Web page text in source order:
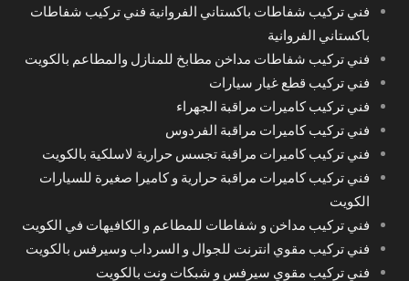
فني تركيب شفاطات باكستاني الفروانية فني تركيب شفاطات
باكستاني الفروانية
فني تركيب شفاطات مداخن مطابخ للمنازل والمطاعم بالكويت
فني تركيب قطع غيار سيارات
فني تركيب كاميرات مراقبة الجهراء
فني تركيب كاميرات مراقبة الفردوس
فني تركيب كاميرات مراقبة تجسس حرارية لاسلكية بالكويت
فني تركيب كاميرات مراقبة حرارية و كاميرا صغيرة للسيارات
الكويت
فني تركيب مداخن و شفاطات للمطاعم و الكافيهات في الكويت
فني تركيب مقوي انترنت للجوال و السرداب وسيرفس بالكويت
فني تركيب مقوي سيرفس و شبكات ونت بالكويت